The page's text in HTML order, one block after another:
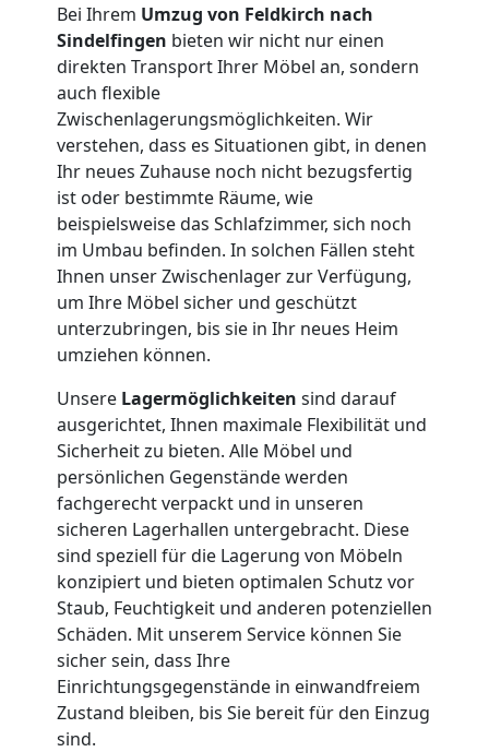
Bei Ihrem Umzug von Feldkirch nach
Sindelfingen bieten wir nicht nur einen
direkten Transport Ihrer Möbel an, sondern
auch flexible
Zwischenlagerungsmöglichkeiten. Wir
verstehen, dass es Situationen gibt, in denen
Ihr neues Zuhause noch nicht bezugsfertig
ist oder bestimmte Räume, wie
beispielsweise das Schlafzimmer, sich noch
im Umbau befinden. In solchen Fällen steht
Ihnen unser Zwischenlager zur Verfügung,
um Ihre Möbel sicher und geschützt
unterzubringen, bis sie in Ihr neues Heim
umziehen können.
Unsere Lagermöglichkeiten sind darauf
ausgerichtet, Ihnen maximale Flexibilität und
Sicherheit zu bieten. Alle Möbel und
persönlichen Gegenstände werden
fachgerecht verpackt und in unseren
sicheren Lagerhallen untergebracht. Diese
sind speziell für die Lagerung von Möbeln
konzipiert und bieten optimalen Schutz vor
Staub, Feuchtigkeit und anderen potenziellen
Schäden. Mit unserem Service können Sie
sicher sein, dass Ihre
Einrichtungsgegenstände in einwandfreiem
Zustand bleiben, bis Sie bereit für den Einzug
sind.
Beiladung
International
Internationaler
Umzug
Nationaler
Umzug